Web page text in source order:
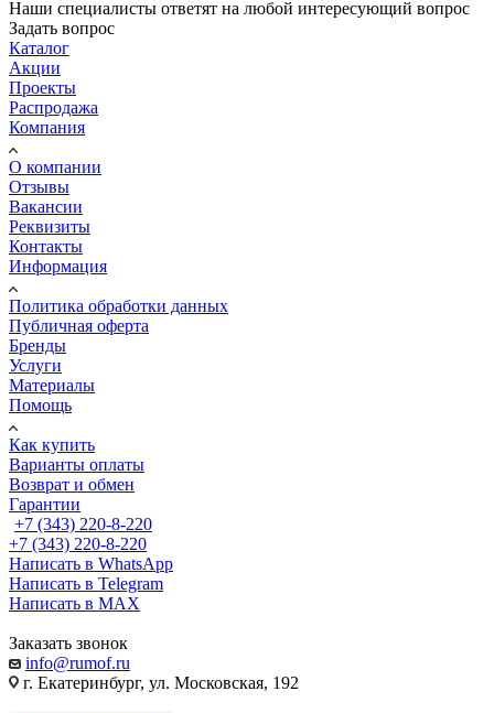
Наши специалисты ответят на любой интересующий вопрос
Задать вопрос
Каталог
Акции
Проекты
Распродажа
Компания
О компании
Отзывы
Вакансии
Реквизиты
Контакты
Информация
Политика обработки данных
Публичная оферта
Бренды
Услуги
Материалы
Помощь
Как купить
Варианты оплаты
Возврат и обмен
Гарантии
+7 (343) 220-8-220
+7 (343) 220-8-220
Написать в WhatsApp
Написать в Telegram
Написать в MAX
Заказать звонок
info@rumof.ru
г. Екатеринбург, ул. Московская, 192